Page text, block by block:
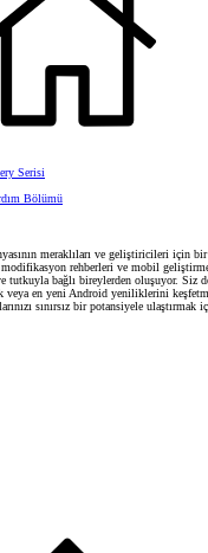
Serisi
Bölümü
meraklıları ve geliştiricileri için
rehberleri ve mobil
tutkuyla bağlı bireylerden oluşuyor. Siz
en yeni Android yeniliklerini
sınırsız bir potansiyele ulaştırmak